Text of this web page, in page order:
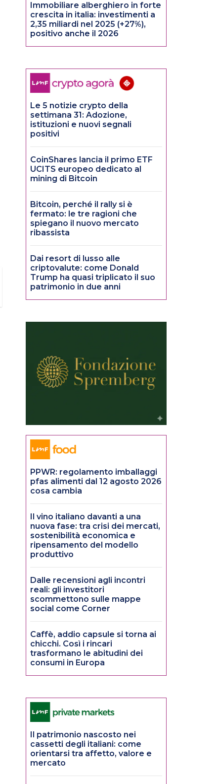
Immobiliare alberghiero in forte
crescita in italia: investimenti a
2,35 miliardi nel 2025 (+27%),
positivo anche il 2026
Le 5 notizie crypto della
settimana 31: Adozione,
istituzioni e nuovi segnali
positivi
CoinShares lancia il primo ETF
UCITS europeo dedicato al
mining di Bitcoin
Bitcoin, perché il rally si è
fermato: le tre ragioni che
spiegano il nuovo mercato
ribassista
Dai resort di lusso alle
criptovalute: come Donald
Trump ha quasi triplicato il suo
patrimonio in due anni
PPWR: regolamento imballaggi
pfas alimenti dal 12 agosto 2026
cosa cambia
Il vino italiano davanti a una
nuova fase: tra crisi dei mercati,
sostenibilità economica e
ripensamento del modello
produttivo
Dalle recensioni agli incontri
reali: gli investitori
scommettono sulle mappe
social come Corner
Caffè, addio capsule si torna ai
chicchi. Così i rincari
trasformano le abitudini dei
consumi in Europa
Il patrimonio nascosto nei
cassetti degli italiani: come
orientarsi tra affetto, valore e
mercato